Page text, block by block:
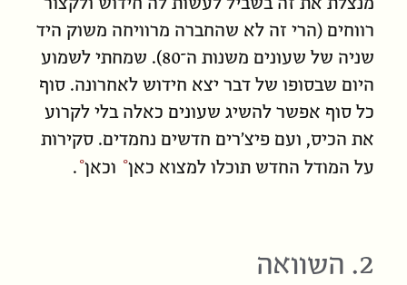
מנצלת את זה בשביל לעשות לה חידוש ולקצור
רווחים (הרי זה לא שהחברה מרוויחה משוק היד
שניה של שעונים משנות ה־80). שמחתי לשמוע
היום שבסופו של דבר יצא חידוש לאחרונה. סוף
כל סוף אפשר להשיג שעונים כאלה בלי לקרוע
את הכיס, ועם פיצ׳רים חדשים נחמדים. סקירות
על המודל החדש תוכלו למצוא כאן וכאן .
2. השוואה